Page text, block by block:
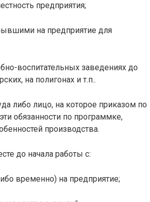
предприятия;
на предприятие для
воспитательных заведениях до
на полигонах и т.п..
либо лицо, на которое приказом по
обязанности по программке,
производства.
до начала работы с:
временно) на предприятие;